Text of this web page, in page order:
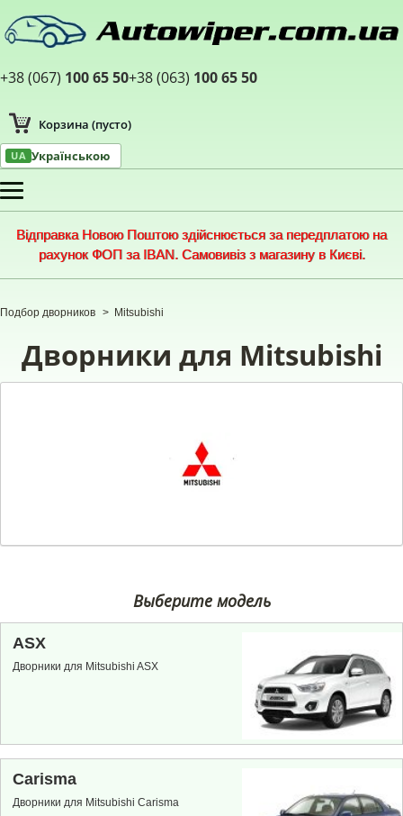
+38 (067) 100 65 50+38 (063) 100 65 50
Корзина (пусто)
UA Українською
Меню
Відправка Новою Поштою здійснюється за передплатою на
рахунок ФОП за IBAN. Самовивіз з магазину в Києві.
Подбор дворников > Mitsubishi
Дворники для Mitsubishi
Выберите модель
ASX
Дворники для Mitsubishi ASX
Carisma
Дворники для Mitsubishi Carisma